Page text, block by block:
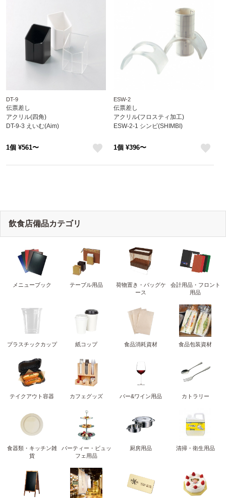
DT-9
伝票差し
アクリル(四角)
DT-9-3 えいむ(Aim)
1個 ¥561〜
ESW-2
伝票差し
アクリル(フロスティ加工)
ESW-2-1 シンビ(SHIMBI)
1個 ¥396〜
飲食店備品カテゴリ
メニューブック テーブル用品
荷物置き・バッグケ
ース
会計用品・フロント
用品
プラスチックカップ 紙コップ 食品消耗資材 食品包装資材
テイクアウト容器 カフェグッズ バー&ワイン用品 カトラリー
食器類・キッチン雑
貨
パーティー・ビュッ
フェ用品
厨房用品 清掃・衛生用品